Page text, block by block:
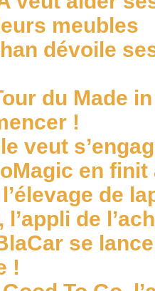
meubles
dévoile
du Made
!
veut
en
de
l’appli de
se
!